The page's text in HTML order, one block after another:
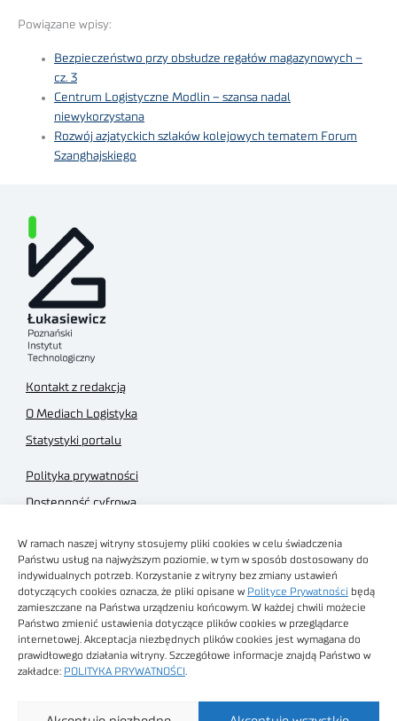
W ramach naszej witryny stosujemy pliki cookies w celu świadczenia
Państwu usług na najwyższym poziomie, w tym w sposób dostosowany do
indywidualnych potrzeb. Korzystanie z witryny bez zmiany ustawień
dotyczących cookies oznacza, że pliki opisane w Polityce Prywatności będą
zamieszczane na Państwa urządzeniu końcowym. W każdej chwili możecie
Państwo zmienić ustawienia dotyczące plików cookies w przeglądarce
internetowej. Akceptacja niezbędnych plików cookies jest wymagana do
prawidłowego działania witryny. Szczegółowe informacje znajdą Państwo w
zakładce: POLITYKA PRYWATNOŚCI
Powiązane wpisy:
Bezpieczeństwo przy obsłudze regałów magazynowych –
cz. 3
Centrum Logistyczne Modlin – szansa nadal
niewykorzystana
Rozwój azjatyckich szlaków kolejowych tematem Forum
Szanghajskiego
Kontakt z redakcją
O Mediach Logistyka
Statystyki portalu
Polityka prywatności
Dostępność cyfrowa
Regulamin sklepu
Obrazy stockowe
autorstwa